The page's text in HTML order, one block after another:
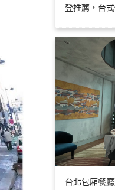
登推薦，台
台北包廂餐